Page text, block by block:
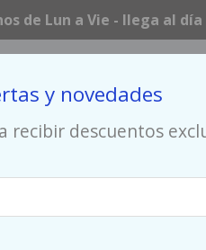
y novedades
recibir descuentos
de Lun a Vie - llega al